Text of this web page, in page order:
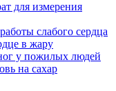
для измерения
слабого сердца
в жару
у пожилых людей
на сахар